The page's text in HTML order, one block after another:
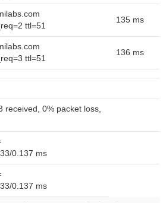
ttl=51
135 ms
ttl=51
136 ms
received, 0% packet loss,
0.137 ms
0.137 ms